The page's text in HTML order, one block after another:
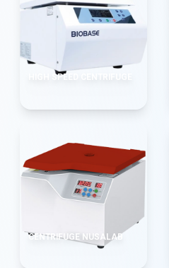
HIGH SPEED CENTRIFUGE
CENTRIFUGE NUSALAB